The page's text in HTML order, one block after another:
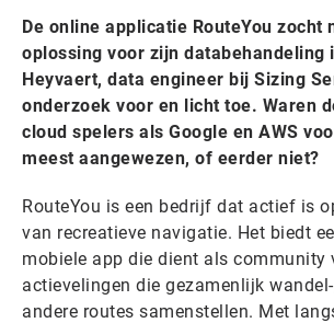
De online applicatie RouteYou zocht
oplossing voor zijn databehandeling
Heyvaert, data engineer bij Sizing
onderzoek voor en licht toe. Waren
cloud spelers als Google en AWS
meest aangewezen, of eerder niet?
RouteYou is een bedrijf dat actief is
van recreatieve navigatie. Het biedt
mobiele app die dient als community
actievelingen die gezamenlijk
andere routes samenstellen. Met